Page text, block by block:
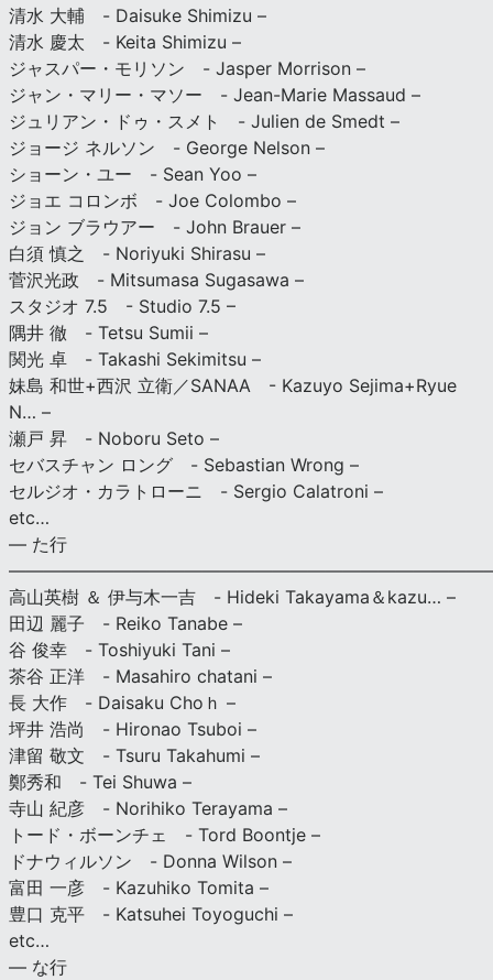
清水 大輔 - Daisuke Shimizu –
清水 慶太 - Keita Shimizu –
ジャスパー・モリソン - Jasper Morrison –
ジャン・マリー・マソー - Jean-Marie Massaud –
ジュリアン・ドゥ・スメト - Julien de Smedt –
ジョージ ネルソン - George Nelson –
ショーン・ユー - Sean Yoo –
ジョエ コロンボ - Joe Colombo –
ジョン ブラウアー - John Brauer –
白須 慎之 - Noriyuki Shirasu –
菅沢光政 - Mitsumasa Sugasawa –
スタジオ 7.5 - Studio 7.5 –
隅井 徹 - Tetsu Sumii –
関光 卓 - Takashi Sekimitsu –
妹島 和世+西沢 立衛／SANAA - Kazuyo Sejima+Ryue
N… –
瀬戸 昇 - Noboru Seto –
セバスチャン ロング - Sebastian Wrong –
セルジオ・カラトローニ - Sergio Calatroni –
etc…
— た行
高山英樹 ＆ 伊与木一吉 - Hideki Takayama＆kazu… –
田辺 麗子 - Reiko Tanabe –
谷 俊幸 - Toshiyuki Tani –
茶谷 正洋 - Masahiro chatani –
長 大作 - Daisaku Choｈ –
坪井 浩尚 - Hironao Tsuboi –
津留 敬文 - Tsuru Takahumi –
鄭秀和 - Tei Shuwa –
寺山 紀彦 - Norihiko Terayama –
トード・ボーンチェ - Tord Boontje –
ドナウィルソン - Donna Wilson –
富田 一彦 - Kazuhiko Tomita –
豊口 克平 - Katsuhei Toyoguchi –
etc…
— な行